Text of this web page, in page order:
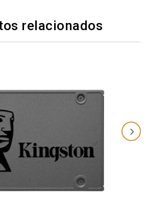
relacionados